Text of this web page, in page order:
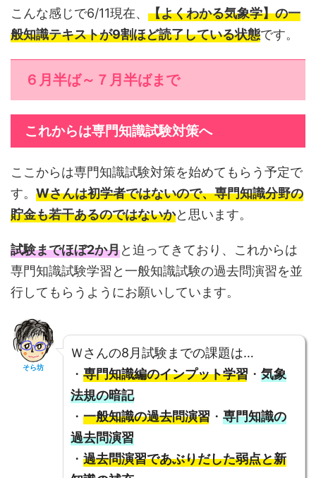
こんな感じで6/11現在、 【よくわかる気象学】の一
般知識テキストが9割ほど読了している状態です。
６月半ば～７月半ばまで
これからは専門知識試験対策へ
ここからは専門知識試験対策を始めてもらう予定で
す。 Wさんは初学者ではないので、専門知識分野の
貯金も若干あるのではないかと思います。
試験までほぼ2か月と迫ってきており、これからは
専門知識試験学習と一般知識試験の過去問演習を並
行してもらうようにお願いしています。
そら坊
Ｗさんの8月試験までの課題は…
・ 専門知識編のインプット学習 ・ 気象
法規の暗記
・ 一般知識の過去問演習 ・ 専門知識の
過去問演習
・ 過去問演習であぶりだした弱点と新